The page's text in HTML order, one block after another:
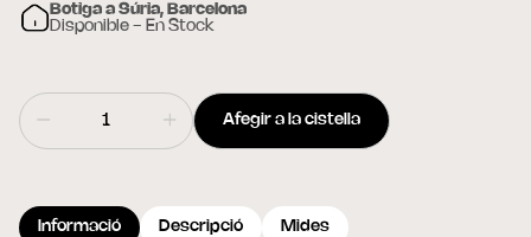
Botiga a Súria, Barcelona
Disponible - En Stock
Afegir a la cistella
Informació Descripció Mides